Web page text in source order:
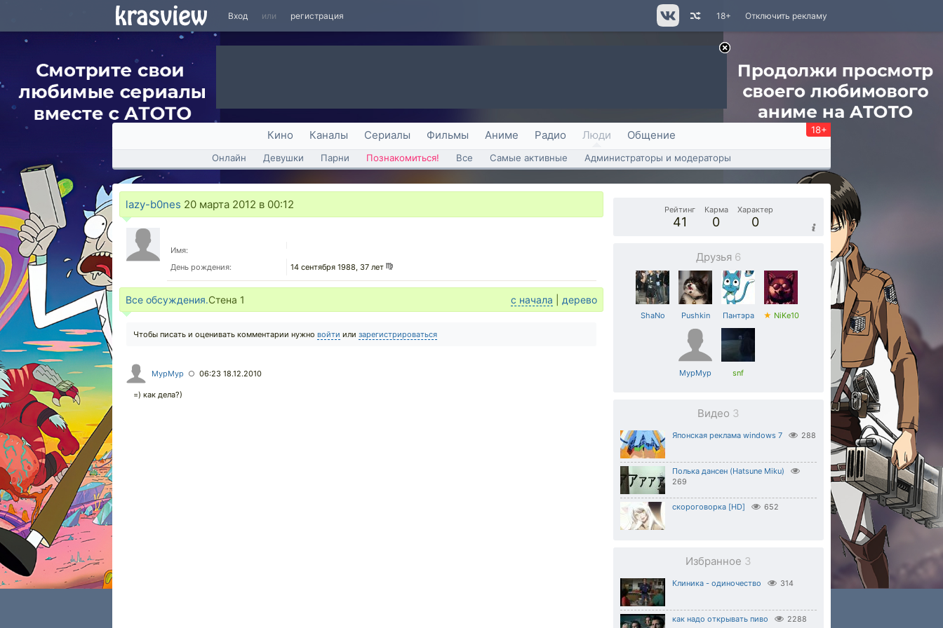
Вход или регистрация Отключить рекламу
18+
Кино Каналы Сериалы Фильмы Аниме Радио Люди Общение 18+
Онлайн Девушки Парни Познакомиться! Все Самые активные Администраторы и модераторы
lazy-b0nes 20 марта 2012 в 00:12
Имя:
День рождения:
14 сентября 1988, 37 лет
Все обсуждения.Стена 1 с начала дерево
Чтобы писать и оценивать комментарии нужно войти или зарегистрироваться
MypMyp ○ 06:23 18.12.2010
=) как дела?)
Рейтинг
41
Карма
0
Характер
0
Друзья 6
ShaNo Pushkin Пантэра ★ NiKe10
MypMyp snf
Видео 3
Японская реклама windows 7 288
Полька дансен (Hatsune Miku)
269
скороговорка [HD] 652
Избранное 3
Клиника - одиночество 314
как надо открывать пиво 2288